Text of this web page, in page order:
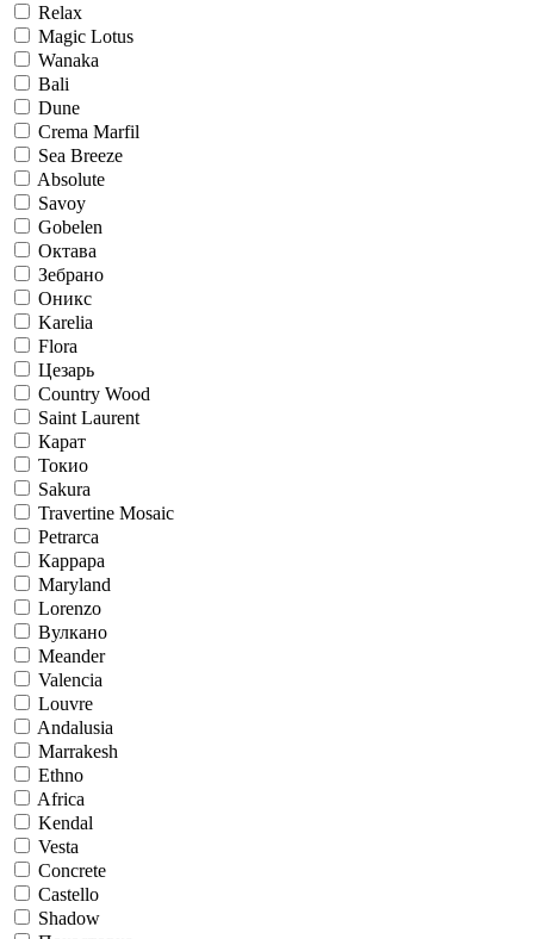
Relax
Magic Lotus
Wanaka
Bali
Dune
Crema Marfil
Sea Breeze
Absolute
Savoy
Gobelen
Октава
Зебрано
Оникс
Karelia
Flora
Цезарь
Country Wood
Saint Laurent
Карат
Токио
Sakura
Travertine Mosaic
Petrarca
Каррара
Maryland
Lorenzo
Вулкано
Meander
Valencia
Louvre
Andalusia
Marrakesh
Ethno
Africa
Kendal
Vesta
Concrete
Castello
Shadow